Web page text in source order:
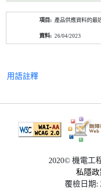
產品供應資料的最
26/04/2023
用語註釋
2020© 機電工
私隱政
覆檢日期: